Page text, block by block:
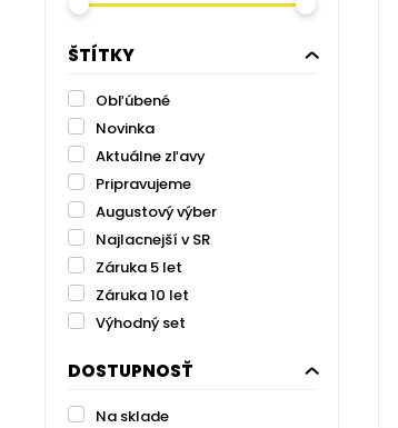
ŠTÍTKY
Obľúbené
Novinka
Aktuálne zľavy
Pripravujeme
Augustový výber
Najlacnejší v SR
Záruka 5 let
Záruka 10 let
Výhodný set
DOSTUPNOSŤ
Na sklade